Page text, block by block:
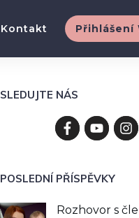
Kontakt Přihlášení
SLEDUJTE NÁS
POSLEDNÍ PŘÍSPĚVKY
Rozhovor s